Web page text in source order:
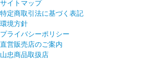
サイトマップ
特定商取引法に基づく表記
環境方針
プライバシーポリシー
直営販売店のご案内
山忠商品取扱店